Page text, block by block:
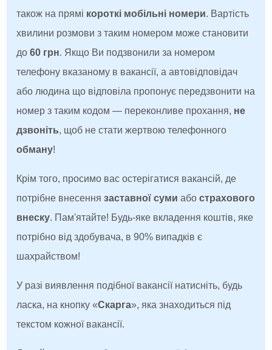
також на прямі короткі мобільні номери. Вартість
хвилини розмови з таким номером може становити
до60 грн. Якщо Ви подзвонили за номером
телефону вказаному в вакансії, а автовідповідач
або людина що відповіла пропонує передзвонити на
номер з таким кодом — переконливе прохання, не
дзвоніть, щоб не стати жертвою телефонного
обману!
Крім того, просимо вас остерігатися вакансій, де
потрібне внесеннязаставної суми абострахового
внеску. Пам'ятайте! Будь-яке вкладення коштів, яке
потрібно від здобувача, в 90% випадків є
шахрайством!
У разі виявлення подібної вакансії натисніть, будь
ласка, на кнопку «Скарга», яка знаходиться під
текстом кожної вакансії.